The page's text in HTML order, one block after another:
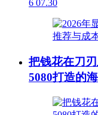
6 07.30
把钱花在刀
5080打造的